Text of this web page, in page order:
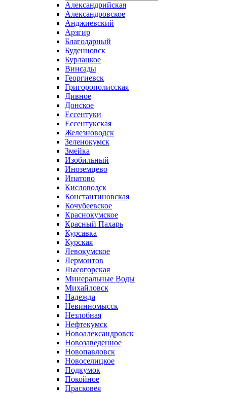
Александрийская
Александровское
Анджиевский
Арзгир
Благодарный
Буденновск
Бурлацкое
Винсады
Георгиевск
Григорополисская
Дивное
Донское
Ессентуки
Ессентукская
Железноводск
Зеленокумск
Змейка
Изобильный
Иноземцево
Ипатово
Кисловодск
Константиновская
Кочубеевское
Краснокумское
Красный Пахарь
Курсавка
Курская
Левокумское
Лермонтов
Лысогорская
Минеральные Воды
Михайловск
Надежда
Невинномысск
Незлобная
Нефтекумск
Новоалександровск
Новозаведенное
Новопавловск
Новоселицкое
Подкумок
Покойное
Прасковея